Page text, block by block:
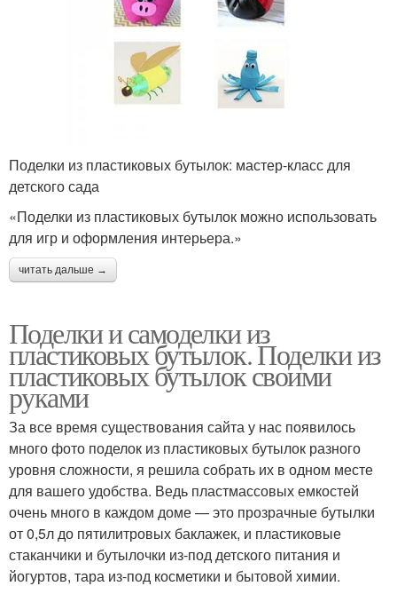
Поделки из пластиковых бутылок: мастер-класс для
детского сада
«Поделки из пластиковых бутылок можно использовать
для игр и оформления интерьера.»
читать дальше →
Поделки и самоделки из
пластиковых бутылок. Поделки из
пластиковых бутылок своими
руками
За все время существования сайта у нас появилось
много фото поделок из пластиковых бутылок разного
уровня сложности, я решила собрать их в одном месте
для вашего удобства. Ведь пластмассовых емкостей
очень много в каждом доме — это прозрачные бутылки
от 0,5л до пятилитровых баклажек, и пластиковые
стаканчики и бутылочки из-под детского питания и
йогуртов, тара из-под косметики и бытовой химии.